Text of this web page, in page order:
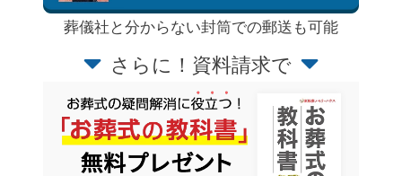
葬儀社と分からない封筒での郵送も可能
さらに！資料請求で